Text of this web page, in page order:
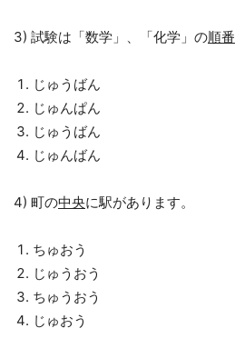
3) 試験は「数学」、「化学」の順番
じゅうばん
じゅんぱん
じゅうばん
じゅんばん
4) 町の中央に駅があります。
ちゅおう
じゅうおう
ちゅうおう
じゅおう